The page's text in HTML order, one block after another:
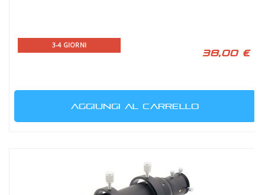
3-4 GIORNI
38,00 €
AGGIUNGI AL CARRELLO